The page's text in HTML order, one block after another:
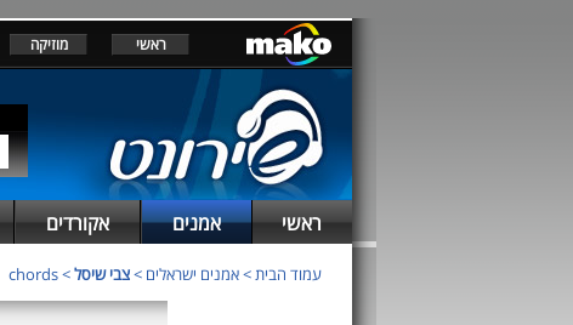
ראשי מוזיקה
ראשי אמנים אקורדים
עמוד הבית>אמנים ישראלים >צבי שיסל> chords